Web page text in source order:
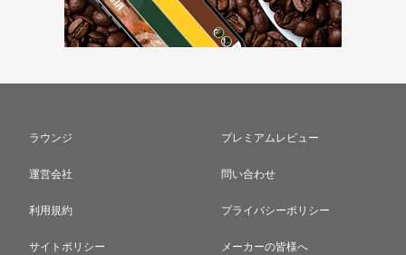
ラウンジ プレミアムレビュー
運営会社 問い合わせ
利用規約 プライバシーポリシー
サイトポリシー メーカーの皆様へ